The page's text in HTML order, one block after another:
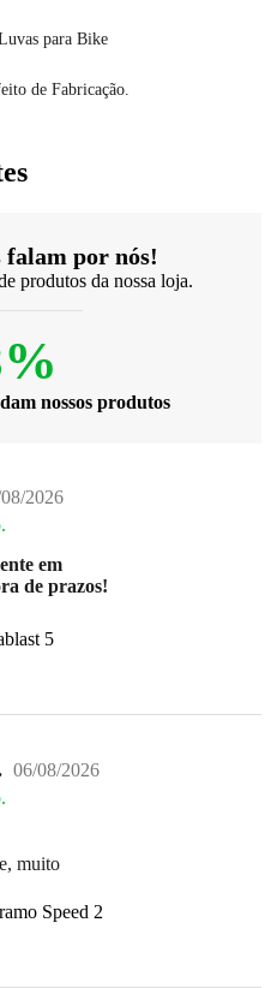
para Bike
de Fabricação.
falam por nós!
produtos da nossa loja.
nossos produtos
2026
em
de prazos!
5
06/08/2026
muito
Speed 2